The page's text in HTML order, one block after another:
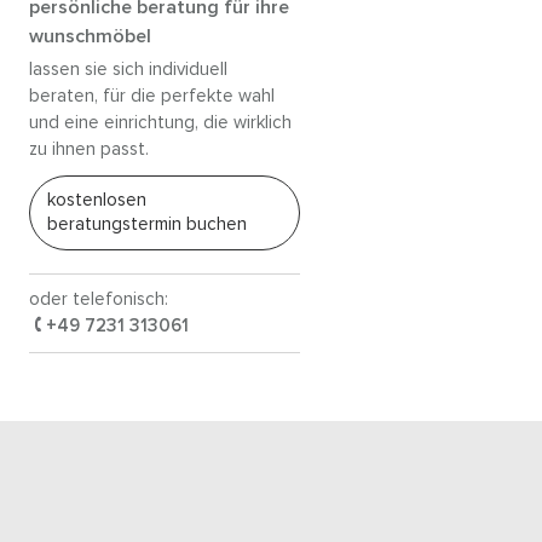
persönliche beratung für ihre
wunschmöbel
lassen sie sich individuell
beraten, für die perfekte wahl
und eine einrichtung, die wirklich
zu ihnen passt.
kostenlosen
beratungstermin buchen
oder telefonisch:
+49 7231 313061